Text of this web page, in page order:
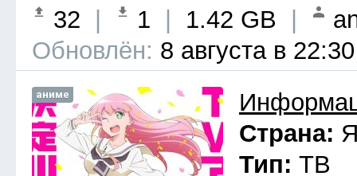
32 1 1.42 GB
Обновлён: 8 августа в 22:30
аниме
Страна:
Тип: ТВ